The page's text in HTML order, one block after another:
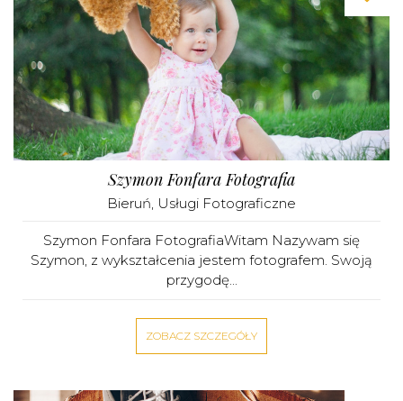
Szymon Fonfara Fotografia
Bieruń, Usługi Fotograficzne
Szymon Fonfara FotografiaWitam Nazywam się
Szymon, z wykształcenia jestem fotografem. Swoją
przygodę...
ZOBACZ SZCZEGÓŁY